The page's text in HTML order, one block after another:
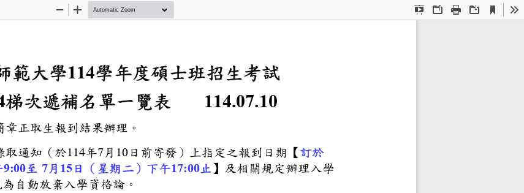
Presentation
OpenPrint Download
Current
View
Zoom
Zoom
灣師範大學
114學年度碩士班招生考試
梯次遞補名單一覽表
114.07.10
班招生考試簡章正取生報到結果辦理。
生者，請依錄取通知（於
114年7月 10日前寄發）上指定之報到日期【訂於
一）上午
9:00
至 7月 15日（星期二）下午
17:00止】及相關規定辦理入學
未完成者，視為自動放棄入學資格論。